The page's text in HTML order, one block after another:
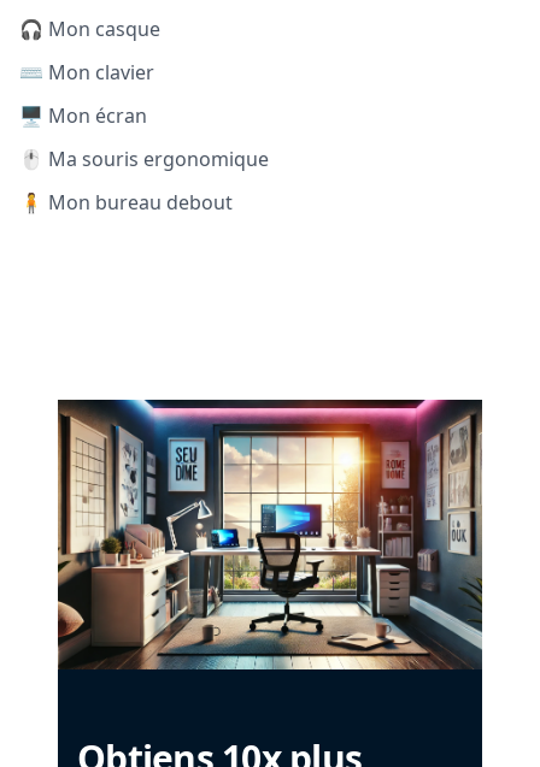
🎧 Mon casque
⌨️ Mon clavier
🖥️ Mon écran
🖱️ Ma souris ergonomique
🧍 Mon bureau debout